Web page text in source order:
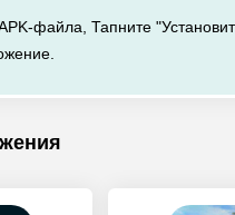
файла, Тапните